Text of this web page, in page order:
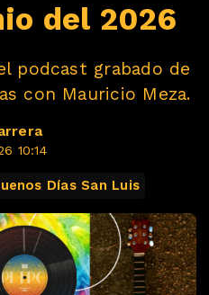
del 2026
podcast grabado de
con Mauricio Meza.
10:14
Días San Luis